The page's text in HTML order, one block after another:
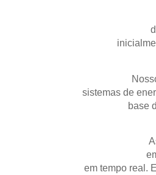
sistemas de
base
em tempo real.